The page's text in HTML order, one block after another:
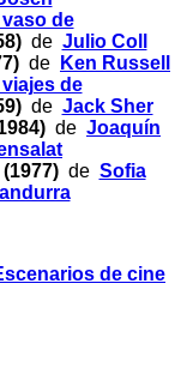
de
de Julio Coll
de
Ken Russell
viajes de
de Jack Sher
de Joaquín
de Sofia
de cine